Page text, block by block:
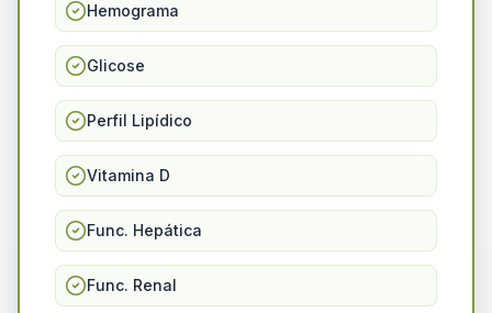
Hemograma
Glicose
Perfil Lipídico
Vitamina D
Func. Hepática
Func. Renal